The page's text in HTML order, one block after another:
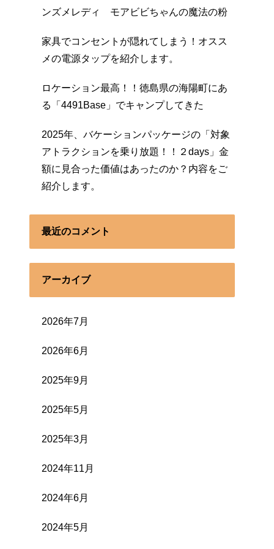
ンズメレディ モアビビちゃんの魔法の粉
家具でコンセントが隠れてしまう！オスス
メの電源タップを紹介します。
ロケーション最高！！徳島県の海陽町にあ
る「4491Base」でキャンプしてきた
2025年、バケーションパッケージの「対象
アトラクションを乗り放題！！２days」金
額に見合った価値はあったのか？内容をご
紹介します。
最近のコメント
アーカイブ
2026年7月
2026年6月
2025年9月
2025年5月
2025年3月
2024年11月
2024年6月
2024年5月